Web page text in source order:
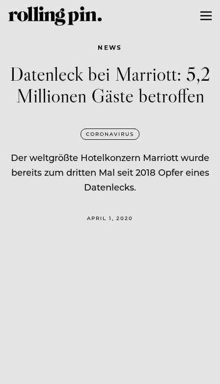
NEWS
Datenleck bei Marriott: 5,2
Millionen Gäste betroffen
CORONAVIRUS
Der weltgrößte Hotelkonzern Marriott wurde
bereits zum dritten Mal seit 2018 Opfer eines
Datenlecks.
APRIL 1, 2020